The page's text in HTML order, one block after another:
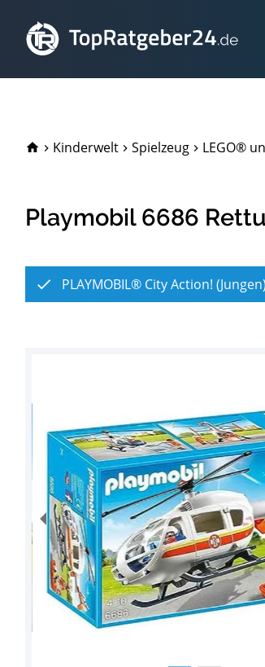
TopRatgeber24.de
Kinderwelt Spielzeug LEGO®
Playmobil 6686
PLAYMOBIL® City Action!